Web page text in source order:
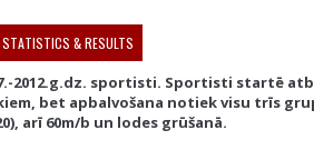
STATISTICS & RESULTS
2012.g.dz. sportisti. Sportisti startē
bet apbalvošana notiek visu trīs
arī 60m/b un lodes grūšanā.